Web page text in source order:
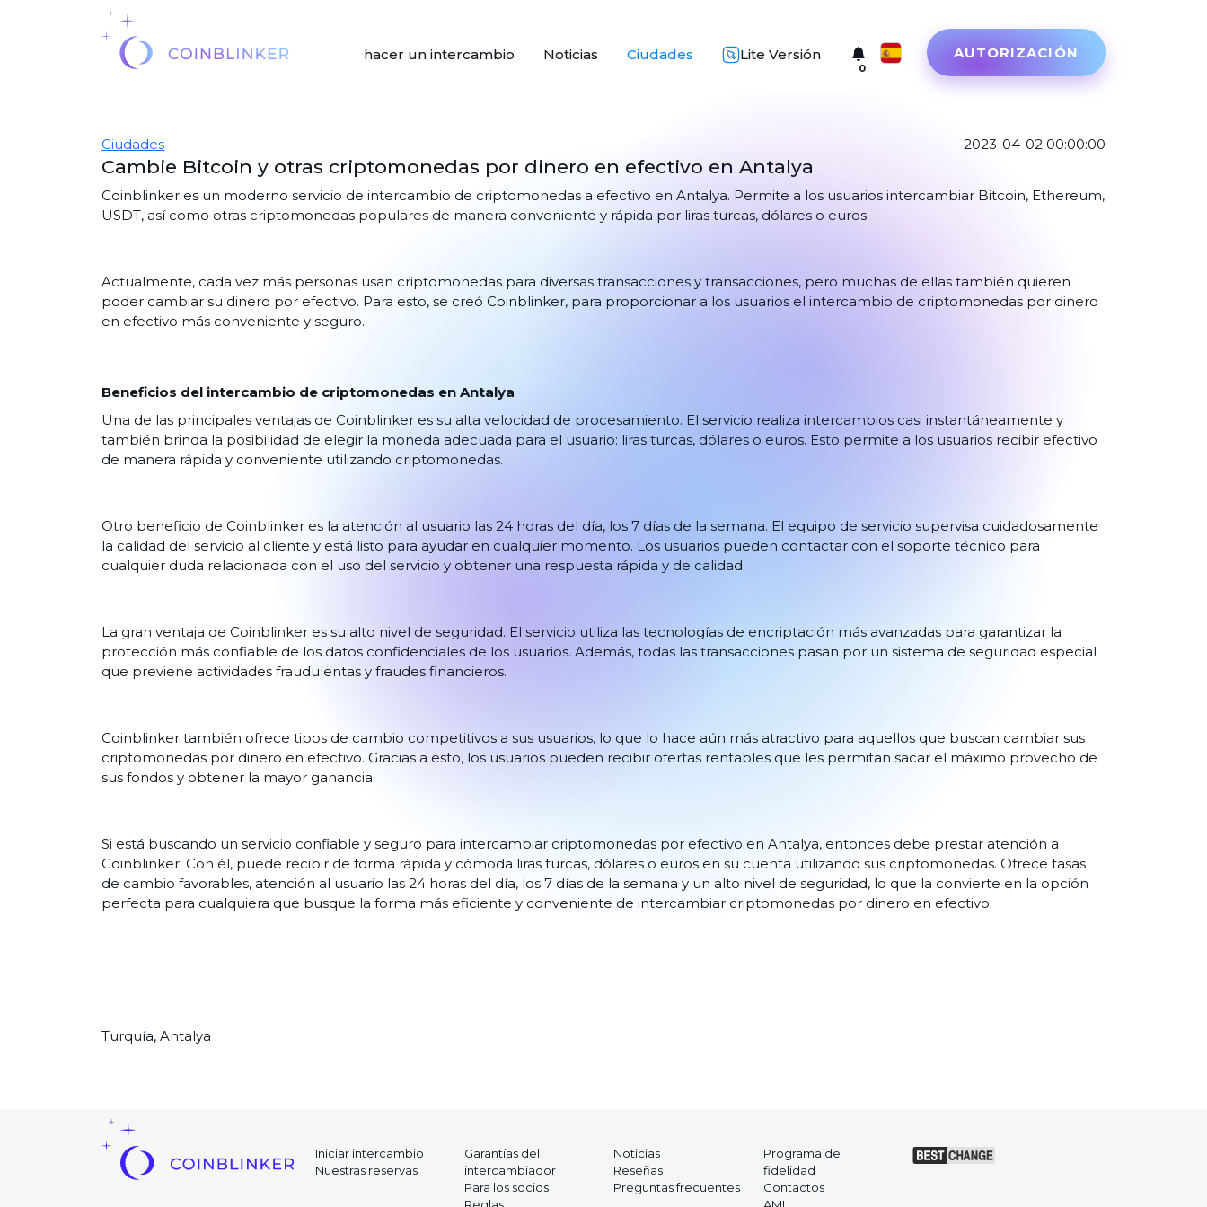
hacer un intercambio Noticias Ciudades Lite Versión
0
Eesti
Український
AUTORIZACIÓN
Ciudades 2023-04-02 00:00:00
Cambie Bitcoin y otras criptomonedas por dinero en efectivo en Antalya
Coinblinker es un moderno servicio de intercambio de criptomonedas a efectivo en Antalya. Permite a los usuarios intercambiar Bitcoin, Ethereum,
USDT, así como otras criptomonedas populares de manera conveniente y rápida por liras turcas, dólares o euros.
Actualmente, cada vez más personas usan criptomonedas para diversas transacciones y transacciones, pero muchas de ellas también quieren
poder cambiar su dinero por efectivo. Para esto, se creó Coinblinker, para proporcionar a los usuarios el intercambio de criptomonedas por dinero
en efectivo más conveniente y seguro.
Beneficios del intercambio de criptomonedas en Antalya
Una de las principales ventajas de Coinblinker es su alta velocidad de procesamiento. El servicio realiza intercambios casi instantáneamente y
también brinda la posibilidad de elegir la moneda adecuada para el usuario: liras turcas, dólares o euros. Esto permite a los usuarios recibir efectivo
de manera rápida y conveniente utilizando criptomonedas.
Otro beneficio de Coinblinker es la atención al usuario las 24 horas del día, los 7 días de la semana. El equipo de servicio supervisa cuidadosamente
la calidad del servicio al cliente y está listo para ayudar en cualquier momento. Los usuarios pueden contactar con el soporte técnico para
cualquier duda relacionada con el uso del servicio y obtener una respuesta rápida y de calidad.
La gran ventaja de Coinblinker es su alto nivel de seguridad. El servicio utiliza las tecnologías de encriptación más avanzadas para garantizar la
protección más confiable de los datos confidenciales de los usuarios. Además, todas las transacciones pasan por un sistema de seguridad especial
que previene actividades fraudulentas y fraudes financieros.
Coinblinker también ofrece tipos de cambio competitivos a sus usuarios, lo que lo hace aún más atractivo para aquellos que buscan cambiar sus
criptomonedas por dinero en efectivo. Gracias a esto, los usuarios pueden recibir ofertas rentables que les permitan sacar el máximo provecho de
sus fondos y obtener la mayor ganancia.
Si está buscando un servicio confiable y seguro para intercambiar criptomonedas por efectivo en Antalya, entonces debe prestar atención a
Coinblinker. Con él, puede recibir de forma rápida y cómoda liras turcas, dólares o euros en su cuenta utilizando sus criptomonedas. Ofrece tasas
de cambio favorables, atención al usuario las 24 horas del día, los 7 días de la semana y un alto nivel de seguridad, lo que la convierte en la opción
perfecta para cualquiera que busque la forma más eficiente y conveniente de intercambiar criptomonedas por dinero en efectivo.
Turquía, Antalya
Iniciar intercambio
Nuestras reservas
Garantías del
intercambiador
Para los socios
Noticias
Reseñas
Preguntas frecuentes
Programa de
fidelidad
Contactos